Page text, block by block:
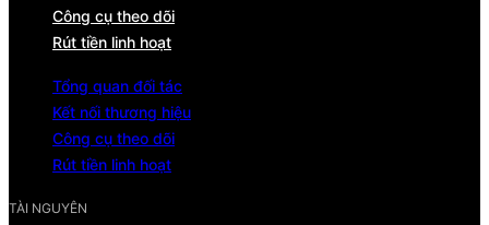
Công cụ theo dõi
Rút tiền linh hoạt
Tổng quan đối tác
Kết nối thương hiệu
Công cụ theo dõi
Rút tiền linh hoạt
TÀI NGUYÊN